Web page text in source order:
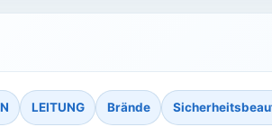
LEITUNG Brände